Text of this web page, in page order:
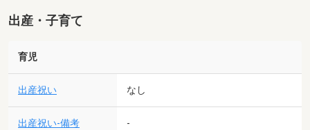
出産・子育て
育児
出産祝い なし
出産祝い-備考 -